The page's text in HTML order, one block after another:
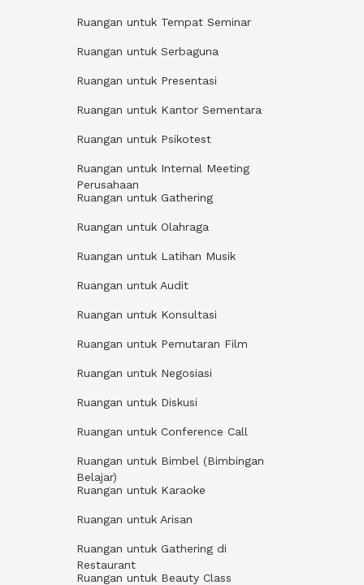
Ruangan untuk Tempat Seminar
Ruangan untuk Serbaguna
Ruangan untuk Presentasi
Ruangan untuk Kantor Sementara
Ruangan untuk Psikotest
Ruangan untuk Internal Meeting
Perusahaan
Ruangan untuk Gathering
Ruangan untuk Olahraga
Ruangan untuk Latihan Musik
Ruangan untuk Audit
Ruangan untuk Konsultasi
Ruangan untuk Pemutaran Film
Ruangan untuk Negosiasi
Ruangan untuk Diskusi
Ruangan untuk Conference Call
Ruangan untuk Bimbel (Bimbingan
Belajar)
Ruangan untuk Karaoke
Ruangan untuk Arisan
Ruangan untuk Gathering di
Restaurant
Ruangan untuk Beauty Class